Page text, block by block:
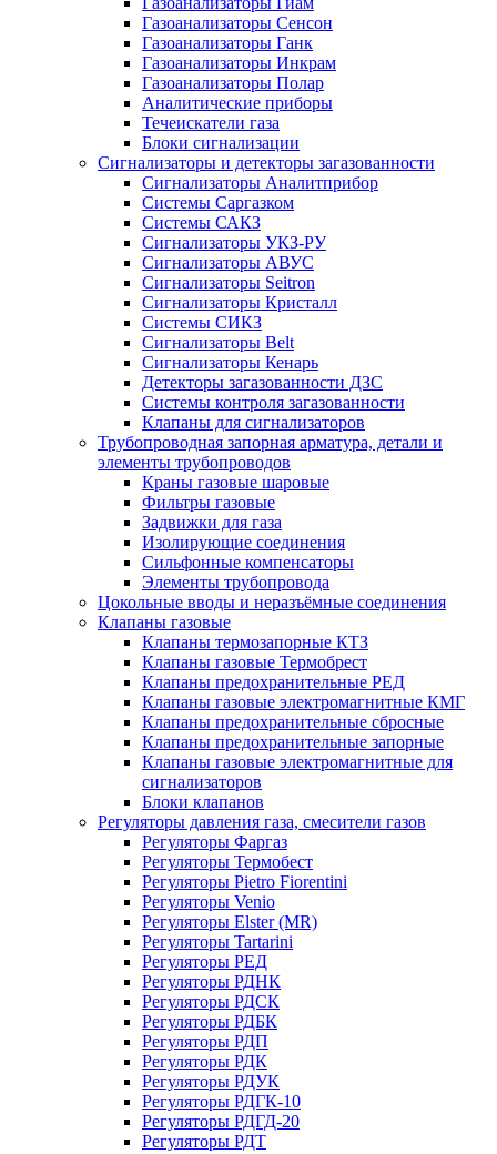
Газоанализаторы Сенсон
Газоанализаторы Ганк
Газоанализаторы Инкрам
Газоанализаторы Полар
Аналитические приборы
Течеискатели газа
Блоки сигнализации
Сигнализаторы и детекторы загазованности
Сигнализаторы Аналитприбор
Системы Саргазком
Системы САКЗ
Сигнализаторы УКЗ-РУ
Сигнализаторы АВУС
Сигнализаторы Seitron
Сигнализаторы Кристалл
Системы СИКЗ
Сигнализаторы Belt
Сигнализаторы Кенарь
Детекторы загазованности ДЗС
Системы контроля загазованности
Клапаны для сигнализаторов
Трубопроводная запорная арматура, детали и
элементы трубопроводов
Краны газовые шаровые
Фильтры газовые
Задвижки для газа
Изолирующие соединения
Сильфонные компенсаторы
Элементы трубопровода
Цокольные вводы и неразъёмные соединения
Клапаны газовые
Клапаны термозапорные КТЗ
Клапаны газовые Термобрест
Клапаны предохранительные РЕД
Клапаны газовые электромагнитные КМГ
Клапаны предохранительные сбросные
Клапаны предохранительные запорные
Клапаны газовые электромагнитные для
сигнализаторов
Блоки клапанов
Регуляторы давления газа, смесители газов
Регуляторы Фаргаз
Регуляторы Термобест
Регуляторы Pietro Fiorentini
Регуляторы Venio
Регуляторы Elster (MR)
Регуляторы Tartarini
Регуляторы РЕД
Регуляторы РДНК
Регуляторы РДСК
Регуляторы РДБК
Регуляторы РДП
Регуляторы РДК
Регуляторы РДУК
Регуляторы РДГК-10
Регуляторы РДГД-20
Регуляторы РДТ